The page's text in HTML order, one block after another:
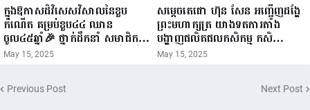
ក្នុងឱកាសដ៏វិសេសវិសាលនៃខួប
កំណើត គម្រប់ខួប៤៤ ឈាន
ចូល៤៥ឆ្នាំ🎉 ថ្នាក់ដឹកនាំ សមាជិក
សមាជិកា នៃក្រុមគ្រួសារកម្មវិធីអាជីវ
ជូនពរ ជូនចំពោះ ឯកឧត្តម សាយ
សំអាល់ ប្រធានសហភាពសហព័ន្ធ
May 15, 2025
សម្តេចតេជោ ហ៊ុន សែន អញ្ជើញដង្ហែ
ព្រះមហាក្សត្រ យាងទតការតាំង
បង្ហាញផលិតផលកសិកម្ម កសិ
ឧស្សាហកម្ម និងសិប្បកម្ម ក្នុងព្រះរាជ
May 15, 2025
Previous Post Next Post